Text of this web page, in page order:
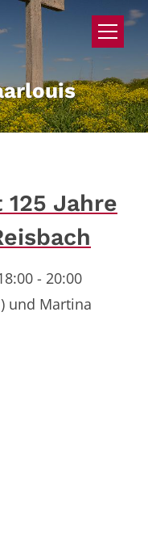
Jahre
- 20:00
und Martina